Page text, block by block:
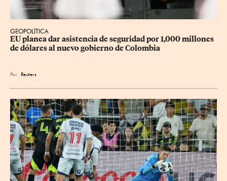
GEOPOLÍTICA
EU planea dar asistencia de seguridad por 1,000 millones
de dólares al nuevo gobierno de Colombia
Por Reuters